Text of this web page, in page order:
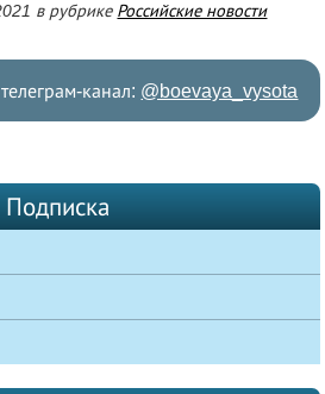
в рубрике Российские новости
канал: @boevaya_vysota
Подписка